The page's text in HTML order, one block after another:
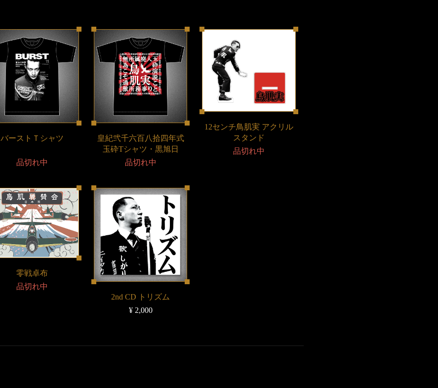
バーストＴシャツ
品切れ中
皇紀弐千六百八拾四年式
玉砕Tシャツ・黒旭日
品切れ中
12センチ鳥肌実 アクリル
スタンド
品切れ中
零戦卓布
品切れ中
2nd CD トリズム
¥ 2,000